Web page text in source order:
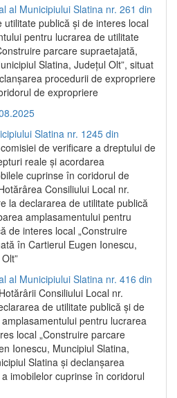
al Municipiului Slatina nr. 261 din
utilitate publică și de interes local
pentru lucrarea de utilitate
parcare supraetajată,
Slatina, Județul Olt”, situat
procedurii de expropriere
de expropriere
Slatina nr. 1245 din
de verificare a dreptului de
reale și acordarea
cuprinse în coridorul de
Consiliului Local nr.
la declararea de utilitate publică
amplasamentului pentru
de interes local „Construire
în Cartierul Eugen Ionescu,
al Municipiului Slatina nr. 416 din
Consiliului Local nr.
de utilitate publică și de
pentru lucrarea
local „Construire parcare
Ionescu, Muncipiul Slatina,
Slatina și declanșarea
imobilelor cuprinse în coridorul